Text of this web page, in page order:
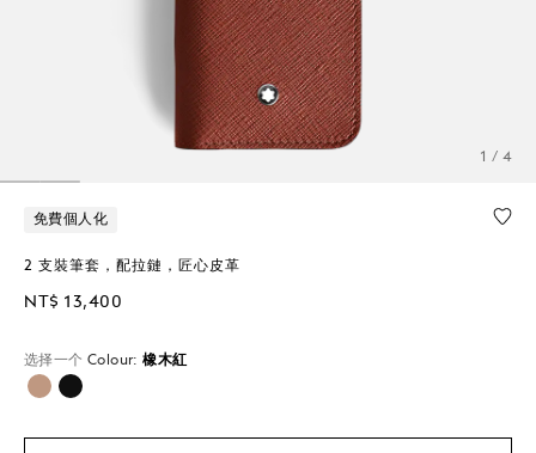
1 / 4
免費個人化
2 支裝筆套，配拉鏈，匠心皮革
NT$ 13,400
选择一个 Colour: 橡木紅
已選擇